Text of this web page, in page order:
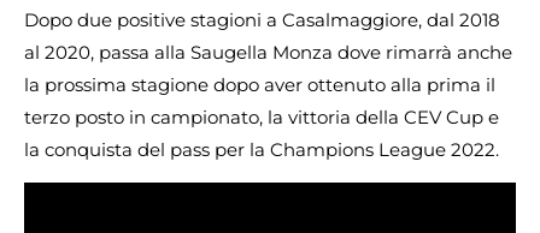
Dopo due positive stagioni a Casalmaggiore, dal 2018
al 2020, passa alla Saugella Monza dove rimarrà anche
la prossima stagione dopo aver ottenuto alla prima il
terzo posto in campionato, la vittoria della CEV Cup e
la conquista del pass per la Champions League 2022.